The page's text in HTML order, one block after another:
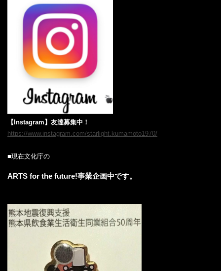
【Instagram】友達募集中！
https://www.instagram.com/starlight.kumamoto1970/
■現在文化庁の
ARTS for the future!事業企画中です。